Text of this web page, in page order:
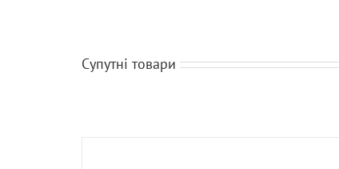
Супутні товари